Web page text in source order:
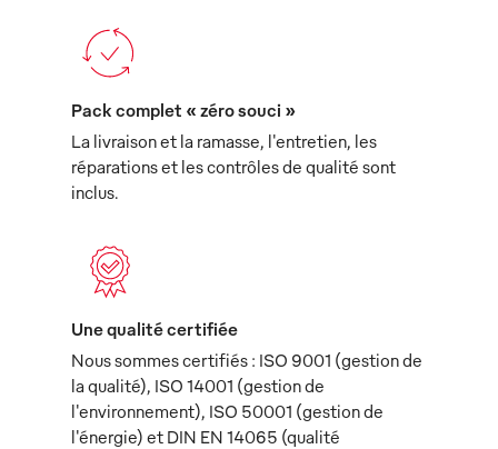
Pack complet « zéro souci »
La livraison et la ramasse, l'entretien, les
réparations et les contrôles de qualité sont
inclus.
Une qualité certifiée
Nous sommes certifiés : ISO 9001 (gestion de
la qualité), ISO 14001 (gestion de
l'environnement), ISO 50001 (gestion de
l'énergie) et DIN EN 14065 (qualité